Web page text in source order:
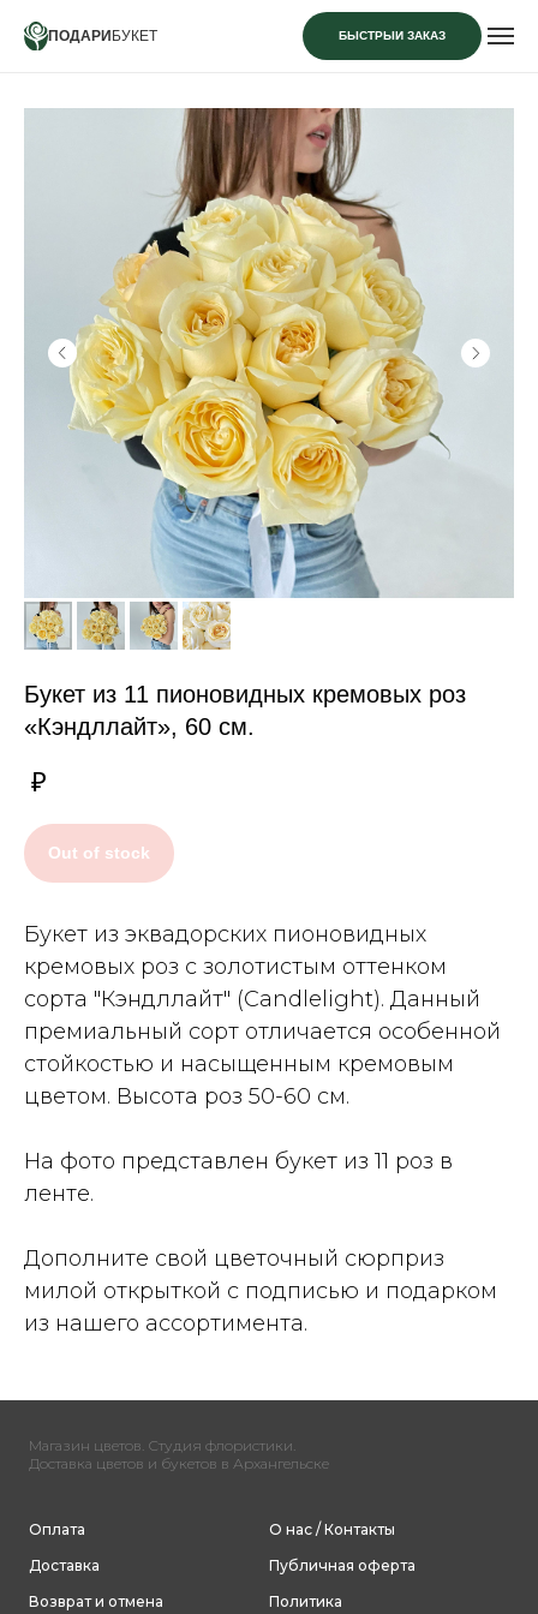
ПОДАРИ БУКЕТ БЫСТРЫЙ ЗАКАЗ
Букет из 11 пионовидных кремовых роз
«Кэндллайт», 60 см.
₽
Out of stock
Букет из эквадорских пионовидных
кремовых роз с золотистым оттенком
сорта "Кэндллайт" (Candlelight). Данный
премиальный сорт отличается особенной
стойкостью и насыщенным кремовым
цветом. Высота роз 50-60 см.
На фото представлен букет из 11 роз в
ленте.
Дополните свой цветочный сюрприз
милой открыткой с подписью и подарком
из нашего ассортимента.
Магазин цветов. Студия флористики.
Доставка цветов и букетов в Архангельске
Оплата
Доставка
Возврат и отмена
О нас / Контакты
Публичная оферта
Политика